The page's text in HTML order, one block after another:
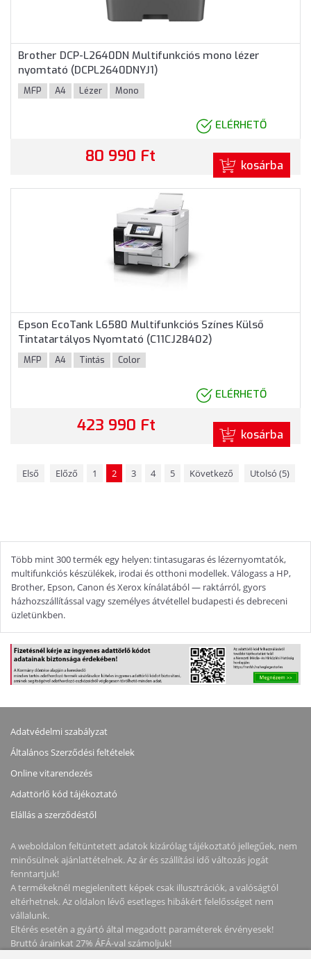
Brother DCP-L2640DN Multifunkciós mono lézer
nyomtató (DCPL2640DNYJ1)
MFP A4 Lézer Mono
ELÉRHETŐ
80 990 Ft kosárba
Epson EcoTank L6580 Multifunkciós Színes Külső
Tintatartályos Nyomtató (C11CJ28402)
MFP A4 Tintás Color
ELÉRHETŐ
423 990 Ft kosárba
Első Előző 1 2 3 4 5 Következő Utolsó (5)
Több mint 300 termék egy helyen: tintasugaras és lézernyomtatók,
multifunkciós készülékek, irodai és otthoni modellek. Válogass a HP,
Brother, Epson, Canon és Xerox kínálatából — raktárról, gyors
házhozszállítással vagy személyes átvétellel budapesti és debreceni
üzletünkben.
Adatvédelmi szabályzat
Általános Szerződési feltételek
Online vitarendezés
Adattörlő kód tájékoztató
Elállás a szerződéstől
A weboldalon feltüntetett adatok kizárólag tájékoztató jellegűek, nem
minősülnek ajánlattételnek. Az ár és szállítási idő változás jogát
fenntartjuk!
A termékeknél megjelenített képek csak illusztrációk, a valóságtól
eltérhetnek. Az oldalon lévő esetleges hibákért felelősséget nem
vállalunk.
Eltérés esetén a gyártó által megadott paraméterek érvényesek!
Bruttó árainkat 27% ÁFÁ-val számoljuk!